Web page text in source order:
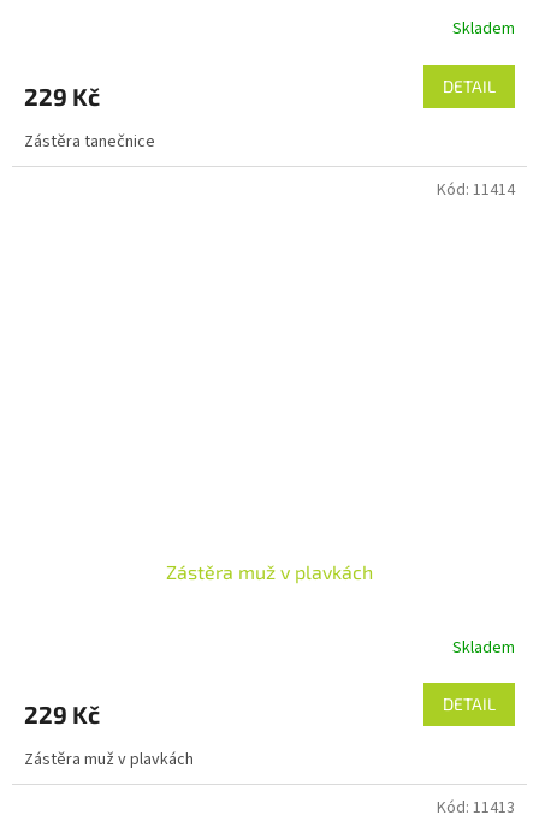
Skladem
229 Kč DETAIL
Zástěra tanečnice
Zástěra muž v plavkách
Skladem
229 Kč DETAIL
Zástěra muž v plavkách
Kód: 11414
Kód: 11413